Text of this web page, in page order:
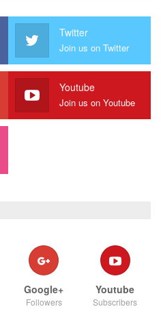
Twitter
Join us on Twitter
Youtube
Join us on Youtube
Google+
Followers
Youtube
Subscribers